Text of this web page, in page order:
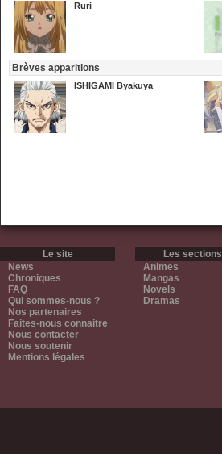
Ruri
Brèves apparitions
ISHIGAMI Byakuya
Le site
News
Chroniques
FAQ
Qui sommes-nous ?
Nos partenaires
Faites-nous connaitre
Nous contacter
Nous soutenir
Mentions légales
Les sections
Animes
Mangas
Novels
Dramas